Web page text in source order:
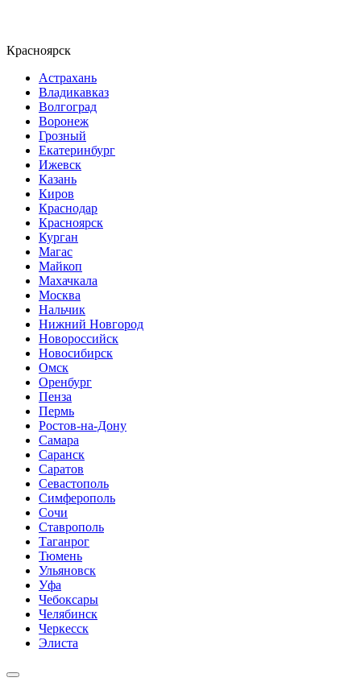
Красноярск
Астрахань
Владикавказ
Волгоград
Воронеж
Грозный
Екатеринбург
Ижевск
Казань
Киров
Краснодар
Красноярск
Курган
Магас
Майкоп
Махачкала
Москва
Нальчик
Нижний Новгород
Новороссийск
Новосибирск
Омск
Оренбург
Пенза
Пермь
Ростов-на-Дону
Самара
Саранск
Саратов
Севастополь
Симферополь
Сочи
Ставрополь
Таганрог
Тюмень
Ульяновск
Уфа
Чебоксары
Челябинск
Черкесск
Элиста